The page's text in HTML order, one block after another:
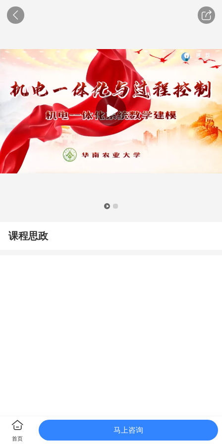
课程思政
首页
马上咨询